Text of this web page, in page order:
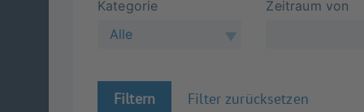
Kategorie
Alle
Zeitraum von
Filtern Filter zurücksetzen